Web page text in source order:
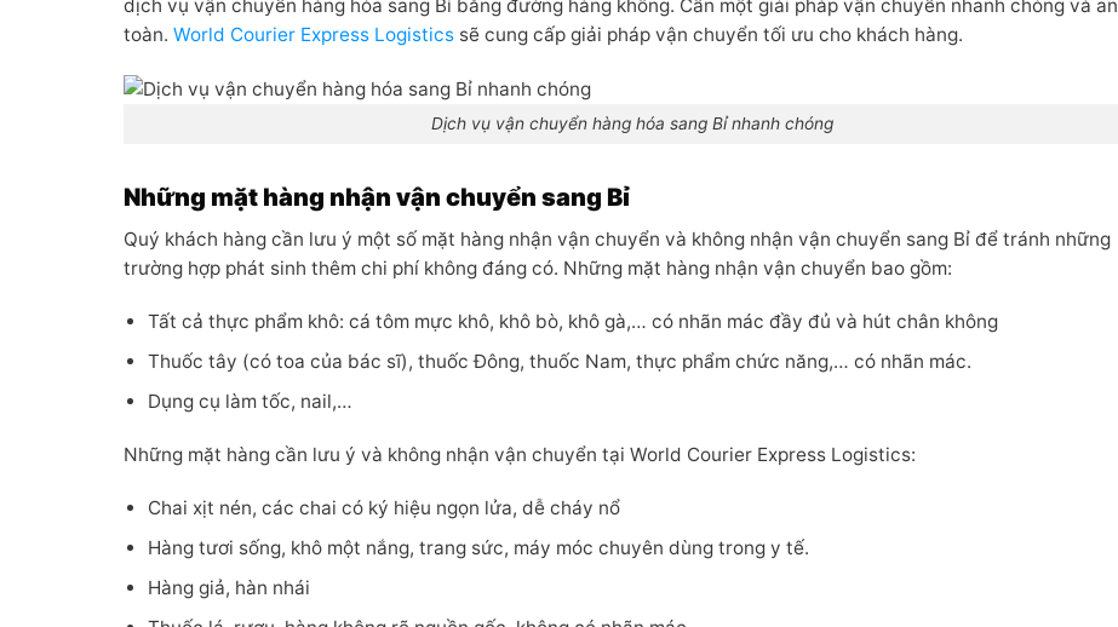
dịch vụ vận chuyển hàng hóa sang Bỉ bằng đường hàng không. Cần một giải pháp vận chuyển nhanh chóng và an
toàn. World Courier Express Logistics sẽ cung cấp giải pháp vận chuyển tối ưu cho khách hàng.
Dịch vụ vận chuyển hàng hóa sang Bỉ nhanh chóng
Những mặt hàng nhận vận chuyển sang Bỉ
Quý khách hàng cần lưu ý một số mặt hàng nhận vận chuyển và không nhận vận chuyển sang Bỉ để tránh những
trường hợp phát sinh thêm chi phí không đáng có. Những mặt hàng nhận vận chuyển bao gồm:
Tất cả thực phẩm khô: cá tôm mực khô, khô bò, khô gà,… có nhãn mác đầy đủ và hút chân không
Thuốc tây (có toa của bác sĩ), thuốc Đông, thuốc Nam, thực phẩm chức năng,… có nhãn mác.
Dụng cụ làm tốc, nail,…
Những mặt hàng cần lưu ý và không nhận vận chuyển tại World Courier Express Logistics:
Chai xịt nén, các chai có ký hiệu ngọn lửa, dễ cháy nổ
Hàng tươi sống, khô một nắng, trang sức, máy móc chuyên dùng trong y tế.
Hàng giả, hàn nhái